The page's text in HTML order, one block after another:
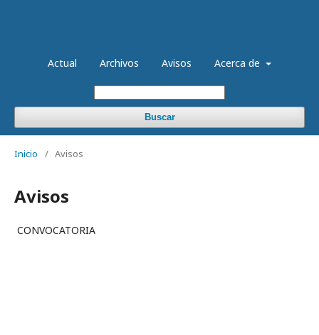
Actual Archivos Avisos Acerca de
Buscar
Inicio / Avisos
Avisos
CONVOCATORIA